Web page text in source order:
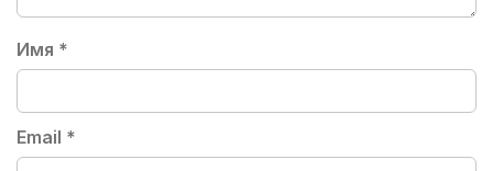
Имя *
Email *